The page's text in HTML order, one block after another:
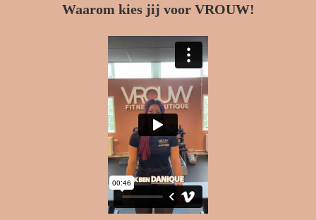
Waarom kies jij voor VROUW!